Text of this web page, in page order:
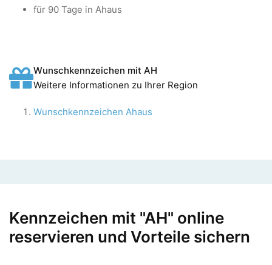
für 90 Tage in Ahaus
Wunschkennzeichen mit AH
Weitere Informationen zu Ihrer Region
Wunschkennzeichen Ahaus
Kennzeichen mit "AH" online
reservieren und Vorteile sichern